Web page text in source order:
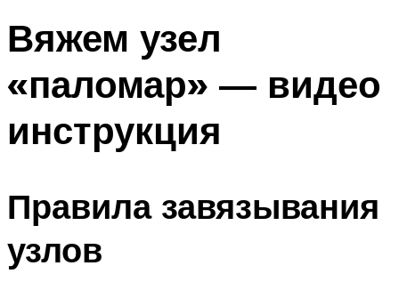
Вяжем узел
«паломар» — видео
инструкция
Правила завязывания
узлов